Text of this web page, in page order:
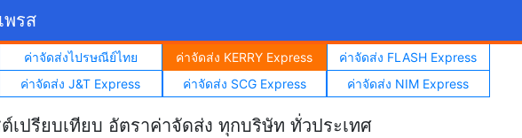
พรส
ค่าจัดส่งไปรษณีย์ไทย ค่าจัดส่ง KERRY Express
ค่าจัดส่ง FLASH Express
ค่าจัดส่ง J&T Express ค่าจัดส่ง SCG Express ค่าจัดส่ง NIM Express
ต์เปรียบเทียบ อัตราค่าจัดส่ง ทุกบริษัท ทั่วประเทศ